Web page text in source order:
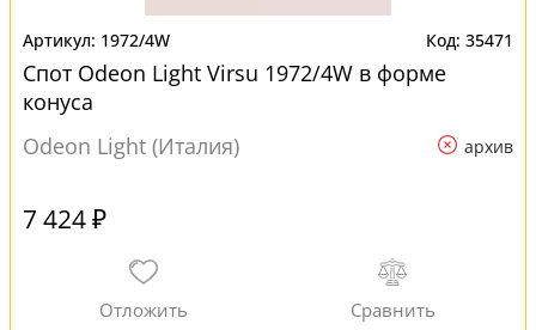
1972/4W 35471
Спот Odeon Light Virsu 1972/4W в форме
конуса
Odeon Light (Италия)
архив
7 424 ₽